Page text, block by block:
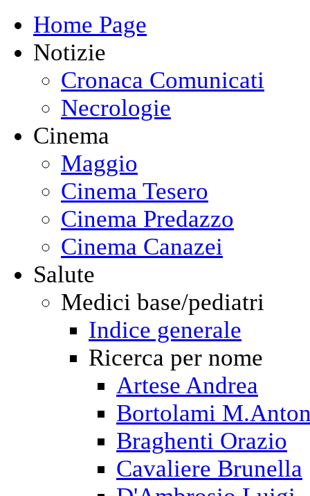
Home Page
Notizie
Cronaca Comunicati
Necrologie
Cinema
Maggio
Cinema Tesero
Cinema Predazzo
Cinema Canazei
Salute
Medici base/pediatri
Indice generale
Ricerca per nome
Artese Andrea
Bortolami
Braghenti Orazio
Cavaliere Brunella